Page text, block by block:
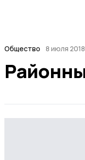
Общество 8 июля